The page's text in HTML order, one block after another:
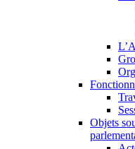
Objets